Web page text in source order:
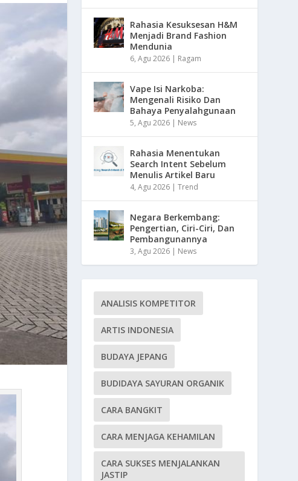
Rahasia Kesuksesan H&M
Menjadi Brand Fashion
Mendunia
6, Agu 2026 | Ragam
Vape Isi Narkoba:
Mengenali Risiko Dan
Bahaya Penyalahgunaan
5, Agu 2026 | News
Rahasia Menentukan
Search Intent Sebelum
Menulis Artikel Baru
4, Agu 2026 |Trend
Negara Berkembang:
Pengertian, Ciri-Ciri, Dan
Pembangunannya
3, Agu 2026 | News
ANALISIS KOMPETITOR
ARTIS INDONESIA
BUDAYA JEPANG
BUDIDAYA SAYURAN ORGANIK
CARA BANGKIT
CARA MENJAGA KEHAMILAN
CARA SUKSES MENJALANKAN
JASTIP